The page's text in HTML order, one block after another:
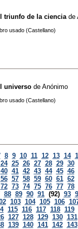
triunfo de la ciencia de
usado (Castellano)
universo de Anónimo
usado (Castellano)
8 9 10 11 12 13 14
24 25 26 27 28 29 30
40 41 42 43 44 45 46
56 57 58 59 60 61 62
72 73 74 75 76 77 78
88 89 90 91 (92) 93
103 104 105 106
115 116 117 118 119
127 128 129 130 131
139 140 141 142 143